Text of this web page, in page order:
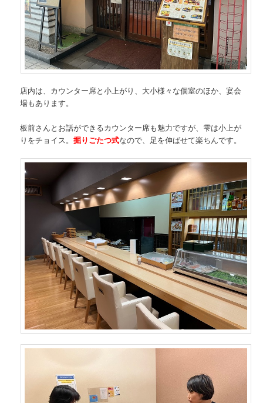
店内は、カウンター席と小上がり、大小様々な個室のほか、宴会
場もあります。
板前さんとお話ができるカウンター席も魅力ですが、雫は小上が
りをチョイス。掘りごたつ式なので、足を伸ばせて楽ちんです。